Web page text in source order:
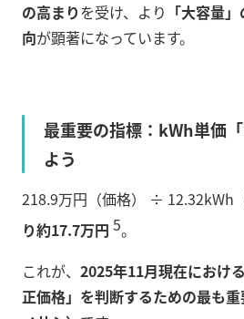
の高まりを受け、より 「大容量
向が顕著になっています。
最重要の指標：kWh単価
よう
218.9万円（価格） ÷ 12.32kWh
り約17.7万円 5。
これが、 2025年11月現在におけ
正価格」を判断するための最も